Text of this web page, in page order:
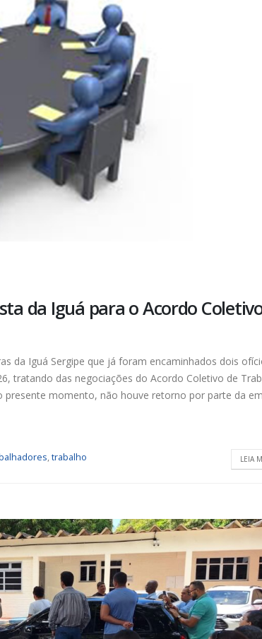
da Iguá para o Acordo
da Iguá Sergipe que já foram encaminhados dois
tratando das negociações do Acordo Coletivo de
presente momento, não houve retorno por parte da
,trabalho LEIA